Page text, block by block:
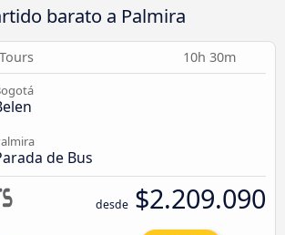
barato a Palmira
10h 30m
de Bus
desde $2.209.090